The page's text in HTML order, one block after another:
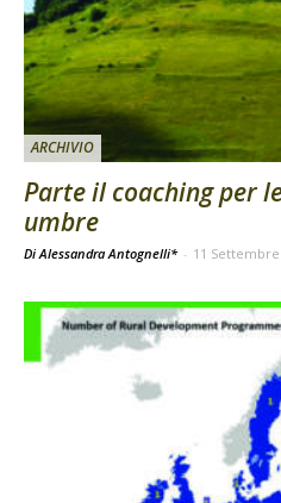
ARCHIVIO
Parte il coaching per
umbre
Di Alessandra Antognelli* - 11 Settembre